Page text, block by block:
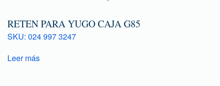
RETEN PARA YUGO CAJA G85
SKU: 024 997 3247
Leer más